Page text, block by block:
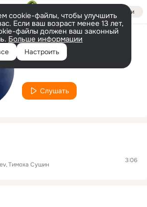
Войти
cookie-файлы, чтобы улучшить
Если ваш возраст менее 13 лет,
файлы должен ваш законный
Больше информации
Настроить
Исполнитель
Roman Voloznev
Слушать
Тимоха Сушин
3:06